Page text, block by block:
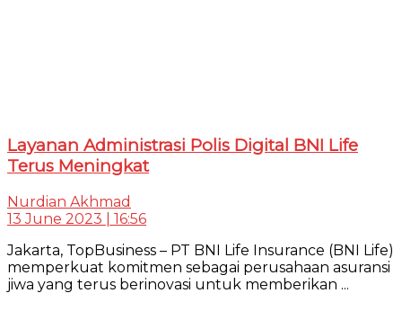
Layanan Administrasi Polis Digital BNI Life
Terus Meningkat
Nurdian Akhmad
13 June 2023 | 16:56
Jakarta, TopBusiness – PT BNI Life Insurance (BNI Life)
memperkuat komitmen sebagai perusahaan asuransi
jiwa yang terus berinovasi untuk memberikan ...